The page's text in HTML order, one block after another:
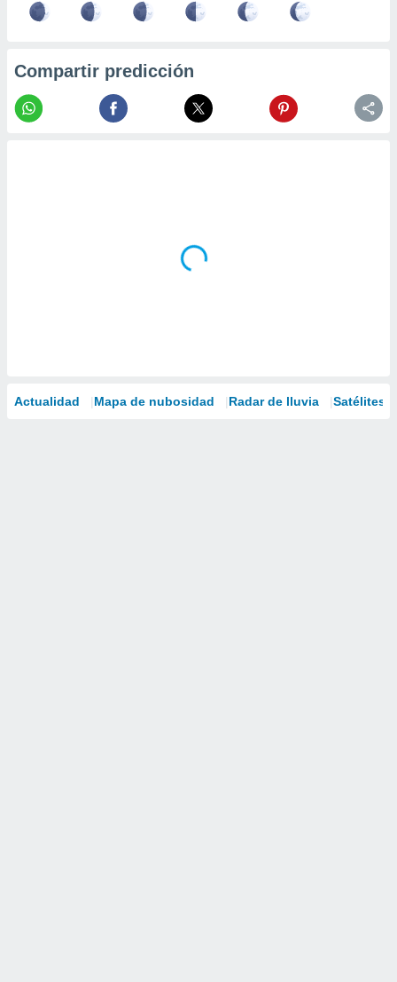
Compartir predicción
Actualidad Mapa de nubosidad Radar de lluvia Satélites